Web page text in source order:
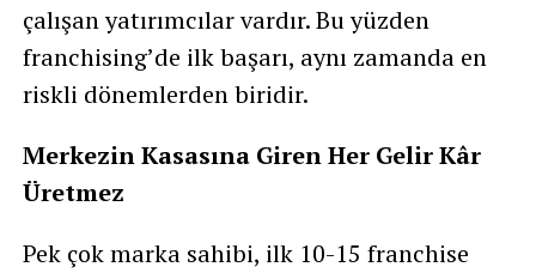
çalışan yatırımcılar vardır. Bu yüzden
franchising’de ilk başarı, aynı zamanda en
riskli dönemlerden biridir.
Merkezin Kasasına Giren Her Gelir Kâr
Üretmez
Pek çok marka sahibi, ilk 10-15 franchise